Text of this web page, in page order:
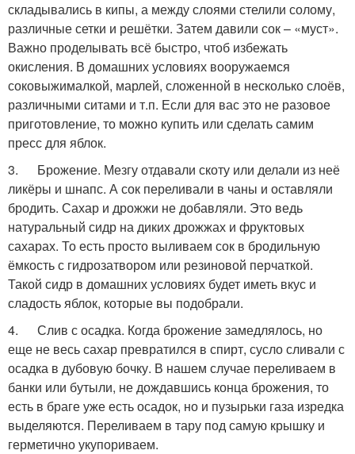
складывались в кипы, а между слоями стелили солому,
различные сетки и решётки. Затем давили сок – «муст».
Важно проделывать всё быстро, чтоб избежать
окисления. В домашних условиях вооружаемся
соковыжималкой, марлей, сложенной в несколько слоёв,
различными ситами и т.п. Если для вас это не разовое
приготовление, то можно купить или сделать самим
пресс для яблок.
3. Брожение. Мезгу отдавали скоту или делали из неё
ликёры и шнапс. А сок переливали в чаны и оставляли
бродить. Сахар и дрожжи не добавляли. Это ведь
натуральный сидр на диких дрожжах и фруктовых
сахарах. То есть просто выливаем сок в бродильную
ёмкость с гидрозатвором или резиновой перчаткой.
Такой сидр в домашних условиях будет иметь вкус и
сладость яблок, которые вы подобрали.
4. Слив с осадка. Когда брожение замедлялось, но
еще не весь сахар превратился в спирт, сусло сливали с
осадка в дубовую бочку. В нашем случае переливаем в
банки или бутыли, не дождавшись конца брожения, то
есть в браге уже есть осадок, но и пузырьки газа изредка
выделяются. Переливаем в тару под самую крышку и
герметично укупориваем.